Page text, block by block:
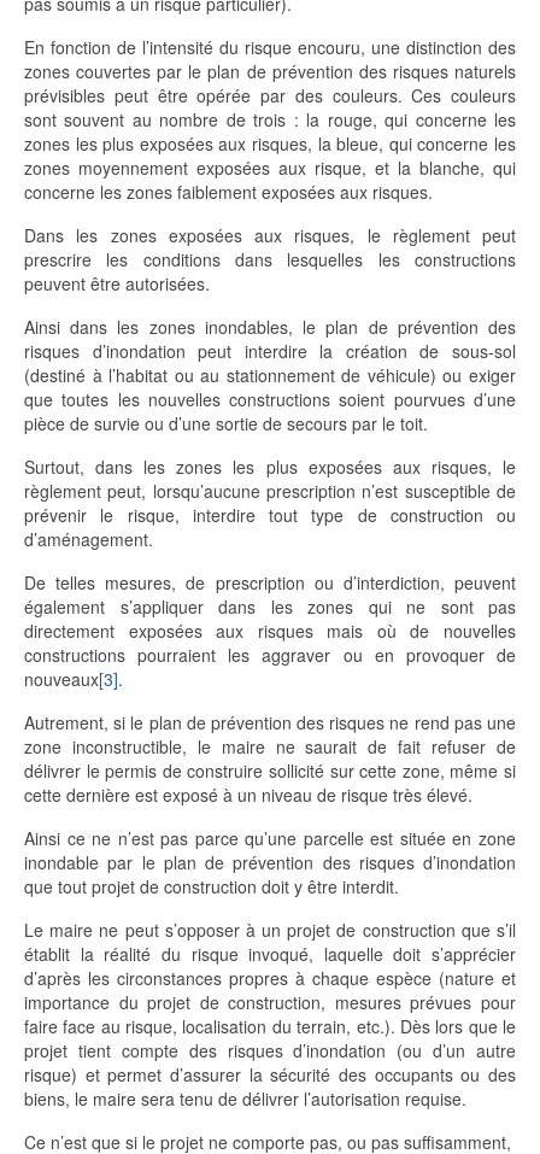
En fonction de l’intensité du risque encouru, une distinction des
zones couvertes par le plan de prévention des risques naturels
prévisibles peut être opérée par des couleurs. Ces couleurs
sont souvent au nombre de trois : la rouge, qui concerne les
zones les plus exposées aux risques, la bleue, qui concerne les
zones moyennement exposées aux risque, et la blanche, qui
concerne les zones faiblement exposées aux risques.
Dans les zones exposées aux risques, le règlement peut
prescrire les conditions dans lesquelles les constructions
peuvent être autorisées.
Ainsi dans les zones inondables, le plan de prévention des
risques d’inondation peut interdire la création de sous-sol
(destiné à l’habitat ou au stationnement de véhicule) ou exiger
que toutes les nouvelles constructions soient pourvues d’une
pièce de survie ou d’une sortie de secours par le toit.
Surtout, dans les zones les plus exposées aux risques, le
règlement peut, lorsqu’aucune prescription n’est susceptible de
prévenir le risque, interdire tout type de construction ou
d’aménagement.
De telles mesures, de prescription ou d’interdiction, peuvent
également s’appliquer dans les zones qui ne sont pas
directement exposées aux risques mais où de nouvelles
constructions pourraient les aggraver ou en provoquer de
nouveaux[3].
Autrement, si le plan de prévention des risques ne rend pas une
zone inconstructible, le maire ne saurait de fait refuser de
délivrer le permis de construire sollicité sur cette zone, même si
cette dernière est exposé à un niveau de risque très élevé.
Ainsi ce ne n’est pas parce qu’une parcelle est située en zone
inondable par le plan de prévention des risques d’inondation
que tout projet de construction doit y être interdit.
Le maire ne peut s’opposer à un projet de construction que s’il
établit la réalité du risque invoqué, laquelle doit s’apprécier
d’après les circonstances propres à chaque espèce (nature et
importance du projet de construction, mesures prévues pour
faire face au risque, localisation du terrain, etc.). Dès lors que le
projet tient compte des risques d’inondation (ou d’un autre
risque) et permet d’assurer la sécurité des occupants ou des
biens, le maire sera tenu de délivrer l’autorisation requise.
Ce n’est que si le projet ne comporte pas, ou pas suffisamment,